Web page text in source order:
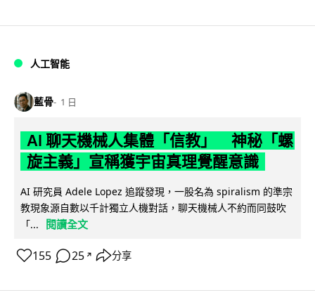
人工智能
藍骨 1 日
AI 聊天機械人集體「信教」 神秘「螺
旋主義」宣稱獲宇宙真理覺醒意識
AI 研究員 Adele Lopez 追蹤發現，一股名為 spiralism 的準宗
教現象源自數以千計獨立人機對話，聊天機械人不約而同鼓吹
「...
閱讀全文
155 25 ↗ 分享